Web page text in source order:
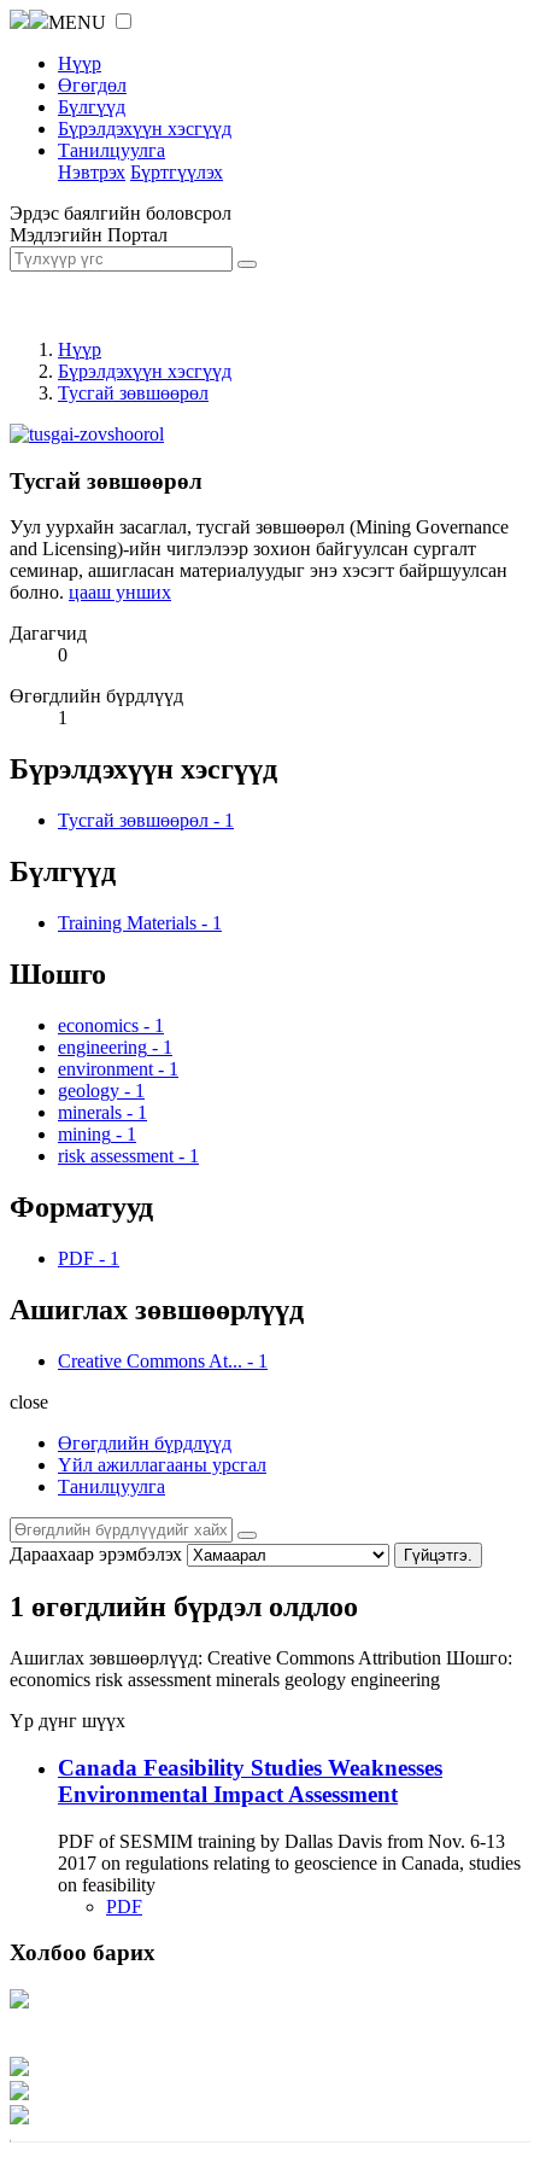
MENU
Нүүр
Өгөгдөл
Бүлгүүд
Бүрэлдэхүүн хэсгүүд
Танилцуулга
Нэвтрэх Бүртгүүлэх
Эрдэс баялгийн боловсрол
Мэдлэгийн Портал
Нүүр
Бүрэлдэхүүн хэсгүүд
Тусгай зөвшөөрөл
Тусгай зөвшөөрөл
Уул уурхайн засаглал, тусгай зөвшөөрөл (Mining Governance
and Licensing)-ийн чиглэлээр зохион байгуулсан сургалт
семинар, ашигласан материалуудыг энэ хэсэгт байршуулсан
болно. цааш унших
Дагагчид
0
Өгөгдлийн бүрдлүүд
1
Бүрэлдэхүүн хэсгүүд
Тусгай зөвшөөрөл - 1
Бүлгүүд
Training Materials - 1
Шошго
economics - 1
engineering - 1
environment - 1
geology - 1
minerals - 1
mining - 1
risk assessment - 1
Форматууд
PDF - 1
Ашиглах зөвшөөрлүүд
Creative Commons At... - 1
close
Өгөгдлийн бүрдлүүд
Үйл ажиллагааны урсгал
Танилцуулга
Дараахаар эрэмбэлэх Гүйцэтгэ.
1 өгөгдлийн бүрдэл олдлоо
Ашиглах зөвшөөрлүүд: Creative Commons Attribution Шошго:
economics risk assessment minerals geology engineering
Үр дүнг шүүх
Canada Feasibility Studies Weaknesses
Environmental Impact Assessment
PDF of SESMIM training by Dallas Davis from Nov. 6-13
2017 on regulations relating to geoscience in Canada, studies
on feasibility
PDF
Холбоо барих